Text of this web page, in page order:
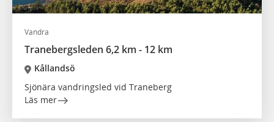
Vandra
Tranebergsleden 6,2 km - 12 km
Kållandsö
Sjönära vandringsled vid Traneberg
Läs mer